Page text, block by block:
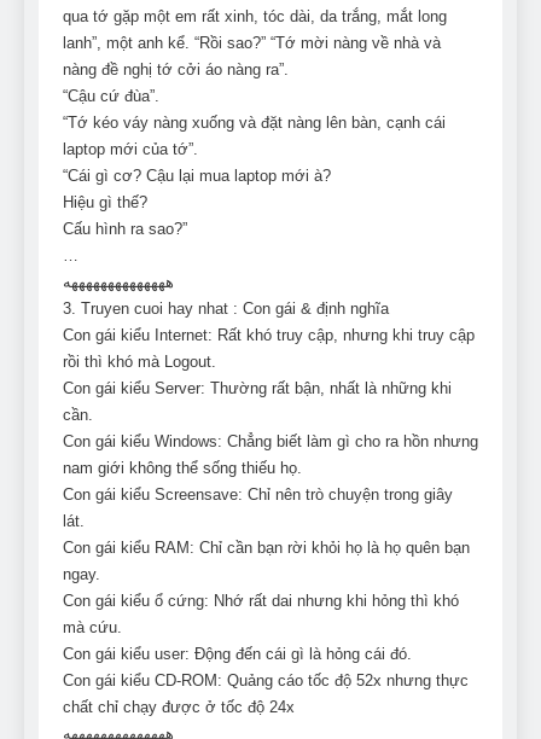
qua tớ gặp một em rất xinh, tóc dài, da trắng, mắt long
lanh”, một anh kể. “Rồi sao?” “Tớ mời nàng về nhà và
nàng đề nghị tớ cởi áo nàng ra”.
“Cậu cứ đùa”.
“Tớ kéo váy nàng xuống và đặt nàng lên bàn, cạnh cái
laptop mới của tớ”.
“Cái gì cơ? Cậu lại mua laptop mới à?
Hiệu gì thế?
Cấu hình ra sao?”
ههههههههههههههه
3. Truyen cuoi hay nhat : Con gái & định nghĩa
Con gái kiểu Internet: Rất khó truy cập, nhưng khi truy cập
rồi thì khó mà Logout.
Con gái kiểu Server: Thường rất bận, nhất là những khi
cần.
Con gái kiểu Windows: Chẳng biết làm gì cho ra hồn nhưng
nam giới không thể sống thiếu họ.
Con gái kiểu Screensave: Chỉ nên trò chuyện trong giây
lát.
Con gái kiểu RAM: Chỉ cần bạn rời khỏi họ là họ quên bạn
ngay.
Con gái kiểu ổ cứng: Nhớ rất dai nhưng khi hỏng thì khó
mà cứu.
Con gái kiểu user: Động đến cái gì là hỏng cái đó.
Con gái kiểu CD-ROM: Quảng cáo tốc độ 52x nhưng thực
chất chỉ chạy được ở tốc độ 24x
ههههههههههههههه